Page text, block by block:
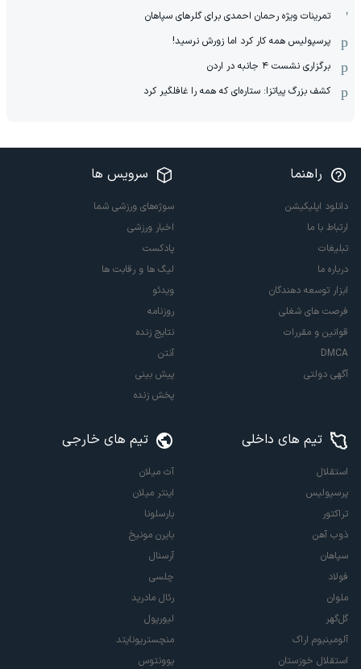
تمرینات ویژه رحمان احمدی برای گلرهای سپاهان
پرسپولیس همه کار کرد اما زورش نرسید!
برگزاری نشست ۴ جانبه در اردن
کشف بزرگ پیاتزا: ستاره‌ای که همه را غافلگیر کرد
راهنما
دانلود اپلیکیشن
ارتباط با ما
تبلیغات
درباره ما
ابزار توسعه دهندگان
فرصت های شغلی
قوانین و مقررات
DMCA
آگهی دولتی
سرویس ها
سوژه‌های ورزشی شما
اخبار ورزشی
پادکست
لیگ ها و رقابت ها
ویدئو
روزنامه
نتایج زنده
آنتن
پیش بینی
پخش زنده
تیم های داخلی
استقلال
پرسپولیس
تراکتور
ذوب آهن
سپاهان
فولاد
ملوان
گل‌گهر
آلومینیوم اراک
استقلال خوزستان
تیم های خارجی
آث میلان
اینتر میلان
بارسلونا
بایرن مونیخ
آرسنال
چلسی
رئال مادرید
لیورپول
منچستریونایتد
یوونتوس